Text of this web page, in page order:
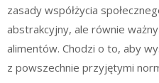
zasady współżycia
abstrakcyjny, ale równie
alimentów. Chodzi o to, aby
z powszechnie przyjętymi